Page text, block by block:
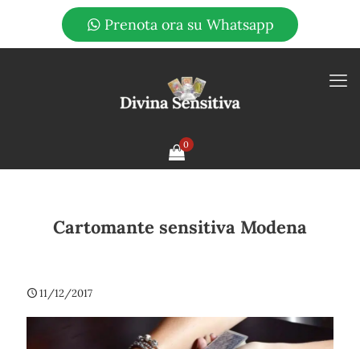
Prenota ora su Whatsapp
0
Cartomante sensitiva Modena
11/12/2017